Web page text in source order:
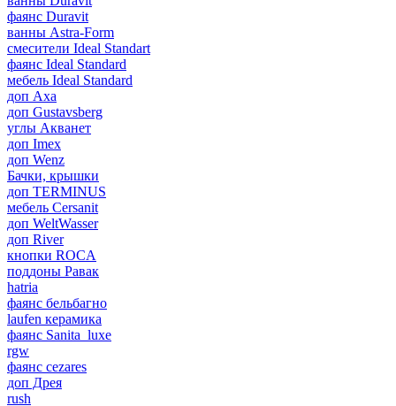
фаянс Duravit
ванны Astra-Form
смесители Ideal Standart
фаянс Ideal Standard
мебель Ideal Standard
доп Axa
доп Gustavsberg
углы Акванет
доп Imex
доп Wenz
Бачки, крышки
доп TERMINUS
мебель Cersanit
доп WeltWasser
доп River
кнопки ROCA
поддоны Равак
hatria
фаянс бельбагно
laufen керамика
фаянс Sanita_luxe
rgw
фаянс cezares
доп Дрея
rush